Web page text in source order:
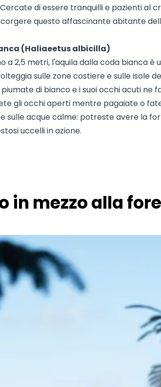
di essere tranquilli e pazienti al
questo affascinante abitante
(Haliaeetus albicilla)
a 2,5 metri, l'aquila dalla coda bianca è
sulle zone costiere e sulle isole
di bianco e i suoi occhi acuti ne
gli occhi aperti mentre pagaiate o
sulle acque calme: potreste avere la
uccelli in azione.
in mezzo alla